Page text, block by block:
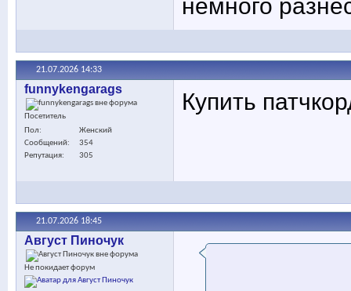
21.07.2026 14:33
funnykengarags
Посетитель
Пол
Женский
Сообщений
354
Репутация
305
Купить
21.07.2026 18:45
Август Пиночук
Не покидает форум